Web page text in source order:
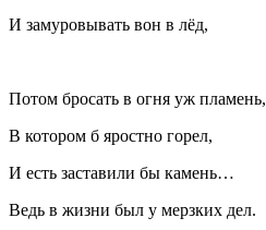
И замуровывать вон в лёд,
Потом бросать в огня уж пламень,
В котором б яростно горел,
И есть заставили бы камень…
Ведь в жизни был у мерзких дел.